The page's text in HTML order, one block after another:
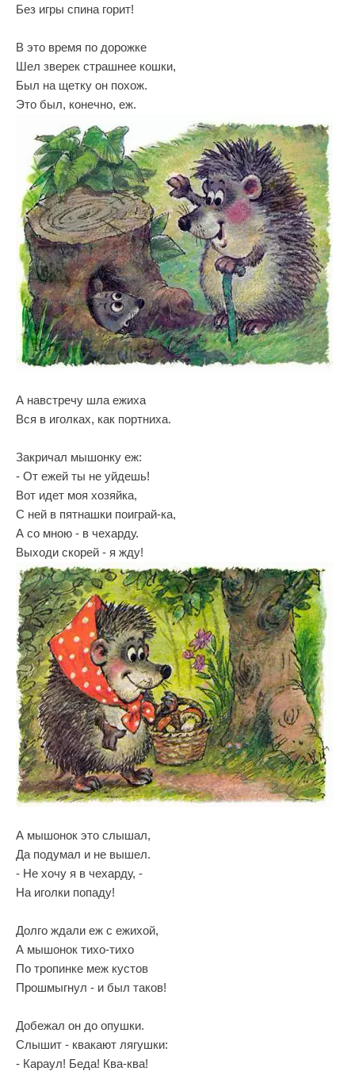
Без игры спина горит!
В это время по дорожке
Шел зверек страшнее кошки,
Был на щетку он похож.
Это был, конечно, еж.
А навстречу шла ежиха
Вся в иголках, как портниха.
Закричал мышонку еж:
- От ежей ты не уйдешь!
Вот идет моя хозяйка,
С ней в пятнашки поиграй-ка,
А со мною - в чехарду.
Выходи скорей - я жду!
А мышонок это слышал,
Да подумал и не вышел.
- Не хочу я в чехарду, -
На иголки попаду!
Долго ждали еж с ежихой,
А мышонок тихо-тихо
По тропинке меж кустов
Прошмыгнул - и был таков!
Добежал он до опушки.
Слышит - квакают лягушки:
- Караул! Беда! Ква-ква!